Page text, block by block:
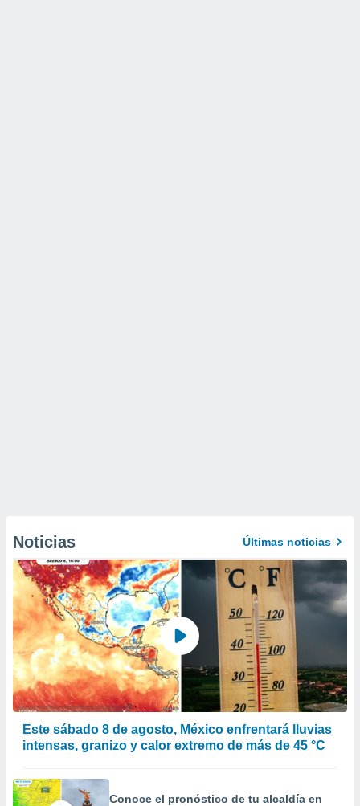
Noticias Últimas noticias
Este sábado 8 de agosto, México enfrentará lluvias
intensas, granizo y calor extremo de más de 45 °C
Conoce el pronóstico de tu alcaldía en